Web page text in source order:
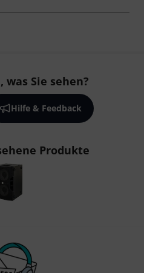
Sie sehen?
Hilfe & Feedback
Produkte